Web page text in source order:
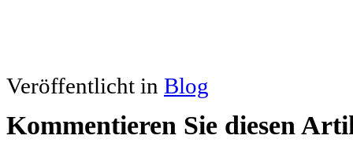
Veröffentlicht in Blog
Kommentieren Sie diesen